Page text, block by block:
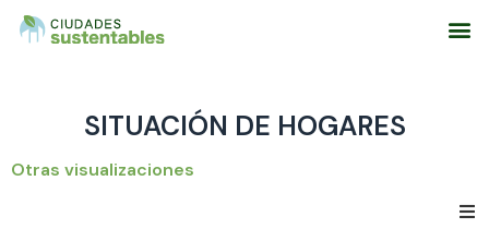
SITUACIÓN DE HOGARES
Otras visualizaciones